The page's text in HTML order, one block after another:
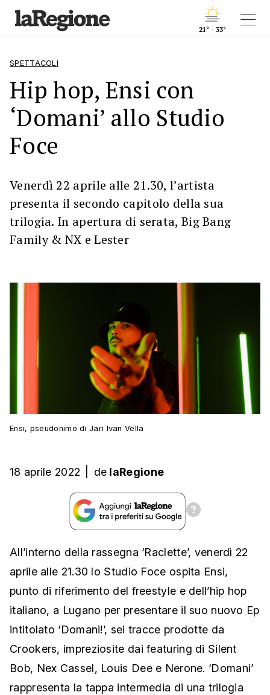
21° - 33°
SPETTACOLI
Hip hop, Ensi con
‘Domani’ allo Studio
Foce
Venerdì 22 aprile alle 21.30, l’artista
presenta il secondo capitolo della sua
trilogia. In apertura di serata, Big Bang
Family & NX e Lester
Ensi, pseudonimo di Jari Ivan Vella
18 aprile 2022 de laRegione
All’interno della rassegna ‘Raclette’, venerdì 22
aprile alle 21.30 lo Studio Foce ospita Ensi,
punto di riferimento del freestyle e dell’hip hop
italiano, a Lugano per presentare il suo nuovo Ep
intitolato ‘Domani!’, sei tracce prodotte da
Crookers, impreziosite dai featuring di Silent
Bob, Nex Cassel, Louis Dee e Nerone. ‘Domani’
rappresenta la tappa intermedia di una trilogia